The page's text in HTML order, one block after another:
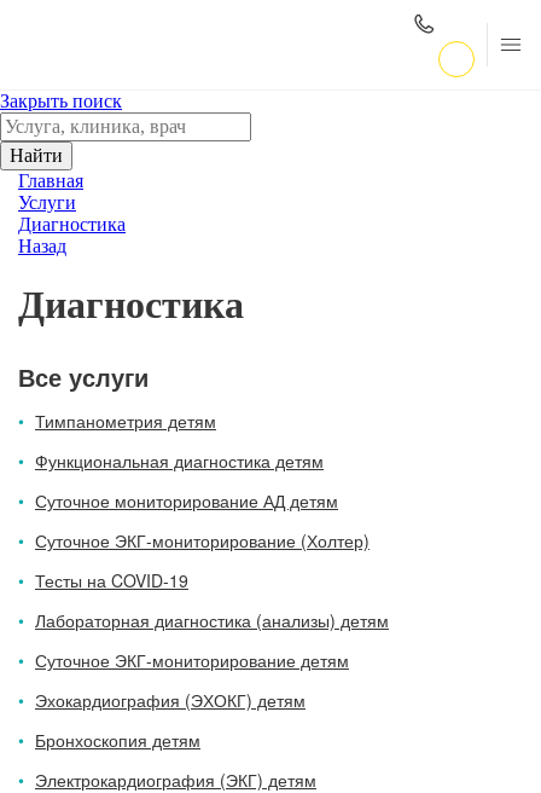
Закрыть поиск
Найти
Главная
Услуги
Диагностика
Назад
Диагностика
Все услуги
Тимпанометрия детям
Функциональная диагностика детям
Суточное мониторирование АД детям
Суточное ЭКГ-мониторирование (Холтер)
Тесты на COVID-19
Лабораторная диагностика (анализы) детям
Суточное ЭКГ-мониторирование детям
Эхокардиография (ЭХОКГ) детям
Бронхоскопия детям
Электрокардиография (ЭКГ) детям